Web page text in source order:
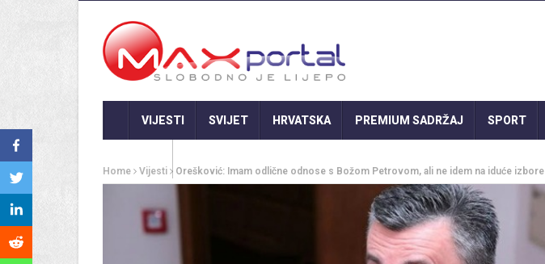
VIJESTI SVIJET HRVATSKA PREMIUM SADRŽAJ SPORT
Home Vijesti Orešković: Imam odlične odnose s Božom Petrovom, ali ne idem na iduće izbore